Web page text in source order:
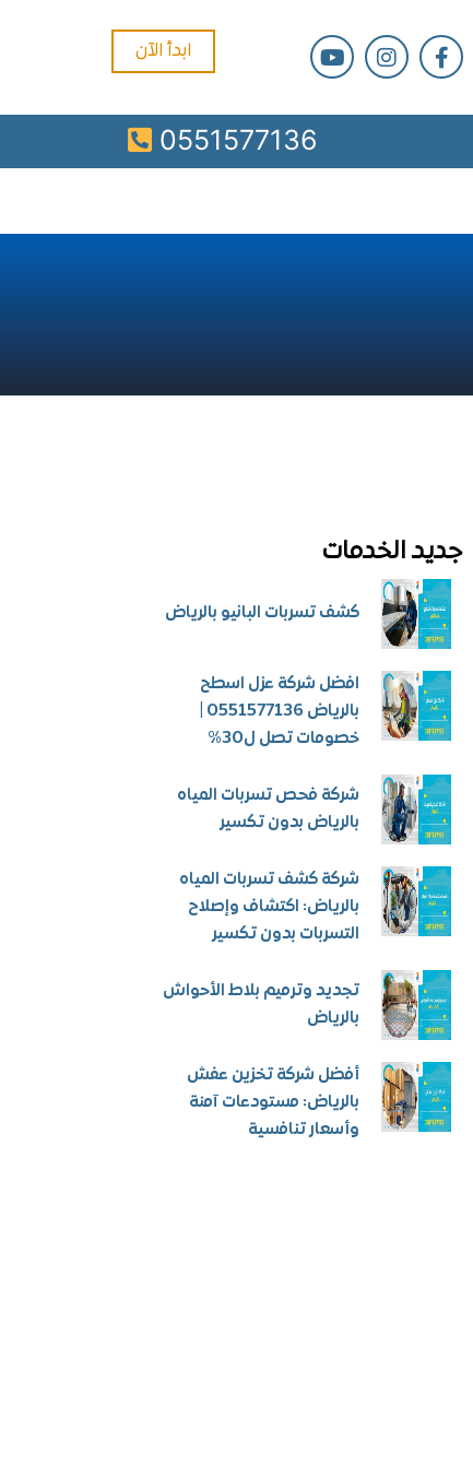
ابدأ الآن
0551577136
جديد الخدمات
كشف تسربات البانيو بالرياض
افضل شركة عزل اسطح
خصومات تصل ل30%
شركة فحص تسربات المياه
بالرياض بدون تكسير
شركة كشف تسربات المياه
بالرياض: اكتشاف وإصلاح
التسربات بدون تكسير
تجديد وترميم بلاط الأحواش
بالرياض
أفضل شركة تخزين عفش
بالرياض: مستودعات آمنة
وأسعار تنافسية